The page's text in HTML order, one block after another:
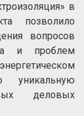
в
позволило
вопросов
и проблем
уникальную
деловых